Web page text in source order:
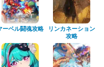
ーベル闘魂攻略
リンカネーション
攻略